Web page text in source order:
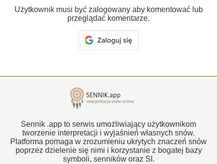
Użytkownik musi być zalogowany aby komentować lub
przeglądać komentarze.
Sennik .app to serwis umożliwiający użytkownikom
tworzenie interpretacji i wyjaśnień własnych snów.
Platforma pomaga w zrozumieniu ukrytych znaczeń snów
poprzez dzielenie się nimi i korzystanie z bogatej bazy
symboli, senników oraz SI.